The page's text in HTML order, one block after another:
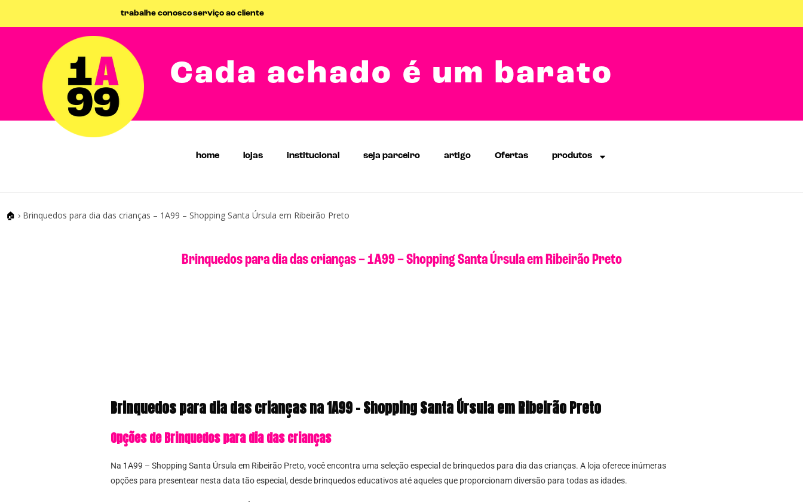
trabalhe conoscoserviço ao cliente
Cada achado é um barato
home lojas institucional seja parceiro artigo Ofertas produtos
🏠 › Brinquedos para dia das crianças – 1A99 – Shopping Santa Úrsula em Ribeirão Preto
Brinquedos para dia das crianças – 1A99 – Shopping Santa Úrsula em Ribeirão Preto
Brinquedos para dia das crianças na 1A99 – Shopping Santa Úrsula em Ribeirão Preto
Opções de Brinquedos para dia das crianças
Na 1A99 – Shopping Santa Úrsula em Ribeirão Preto, você encontra uma seleção especial de brinquedos para dia das crianças. A loja oferece inúmeras
opções para presentear nesta data tão especial, desde brinquedos educativos até aqueles que proporcionam diversão para todas as idades.